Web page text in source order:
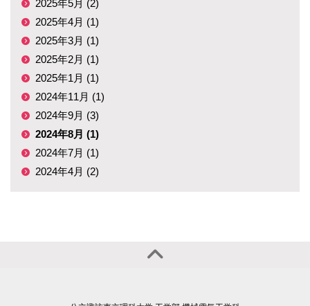
2025年5月 (2)
2025年4月 (1)
2025年3月 (1)
2025年2月 (1)
2025年1月 (1)
2024年11月 (1)
2024年9月 (3)
2024年8月 (1)
2024年7月 (1)
2024年4月 (2)